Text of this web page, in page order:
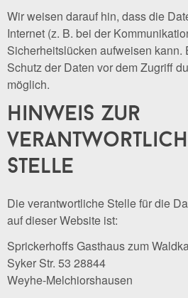
Wir weisen darauf hin, dass die
Internet (z. B. bei der
Sicherheitslücken aufweisen kann.
Schutz der Daten vor dem Zugriff
möglich.
hinweis zur
stelle
Die verantwortliche Stelle für die
auf dieser Website ist:
Sprickerhoffs Gasthaus zum
Syker Str. 53 28844
Weyhe-Melchiorshausen